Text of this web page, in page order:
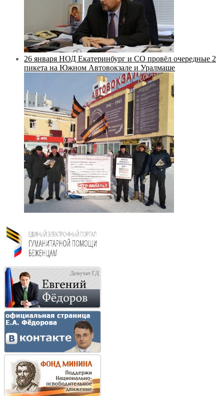
26 января НОД Екатеринбург и СО провёл очередные 2
пикета на Южном Автовокзале и Уралмаше